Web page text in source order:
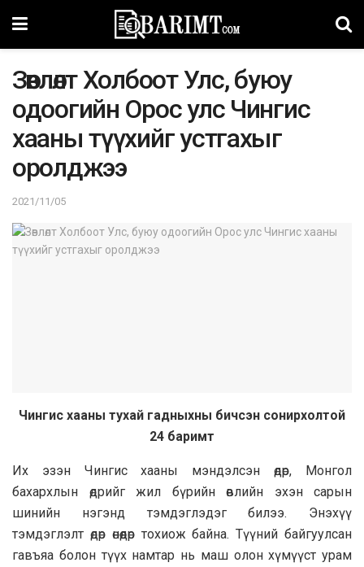
Зөвлөлт Холбоот Улс, буюу
одоогийн Орос улс Чингис
хааны түүхийг устгахыг
оролджээ
2021/11/05
Чингис хааны тухай гадныхны бичсэн сонирхолтой
24 баримт
​​​​​​​Их эзэн Чингис хааны мэндэлсэн өдөр, Монгол
бахархлын өдрийг жил бүрийн өвлийн эхэн сарын
шинийн нэгэнд тэмдэглэдэг билээ. Энэхүү
тэмдэглэлт өдөр өнөөдөр тохиож байна. Түүний байгуулсан
гавъяа болон түүх намтар нь маш олон хүмүүст урам